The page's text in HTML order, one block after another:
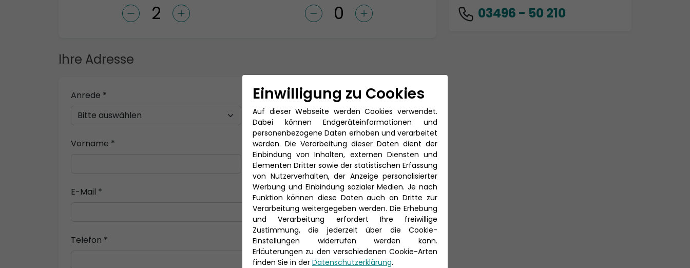
03496 - 50 210
Ihre Adresse
Anrede * Titel
Vorname * Nachname *
E-Mail *
Telefon *
Einwilligung zu Cookies
Auf dieser Webseite werden Cookies verwendet.
Dabei können Endgeräteinformationen und
personenbezogene Daten erhoben und verarbeitet
werden. Die Verarbeitung dieser Daten dient der
Einbindung von Inhalten, externen Diensten und
Elementen Dritter sowie der statistischen Erfassung
von Nutzerverhalten, der Anzeige personalisierter
Werbung und Einbindung sozialer Medien. Je nach
Funktion können diese Daten auch an Dritte zur
Verarbeitung weitergegeben werden. Die Erhebung
und Verarbeitung erfordert Ihre freiwillige
Zustimmung, die jederzeit über die Cookie-
Einstellungen widerrufen werden kann.
Erläuterungen zu den verschiedenen Cookie-Arten
finden Sie in der Datenschutzerklärung.